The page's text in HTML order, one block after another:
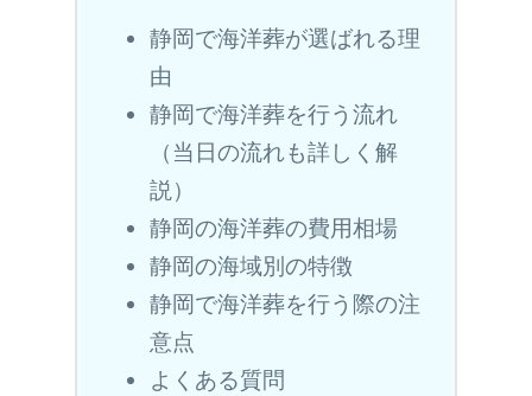
静岡で海洋葬が選ばれる理
由
静岡で海洋葬を行う流れ
（当日の流れも詳しく解
説）
静岡の海洋葬の費用相場
静岡の海域別の特徴
静岡で海洋葬を行う際の注
意点
よくある質問